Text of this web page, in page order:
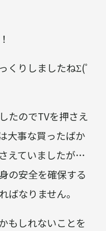
くりしましたねΣ(ﾟ
たのでTVを押さえ
大事な買ったばか
えていましたが…
の安全を確保する
ばなりません。
もしれないことを